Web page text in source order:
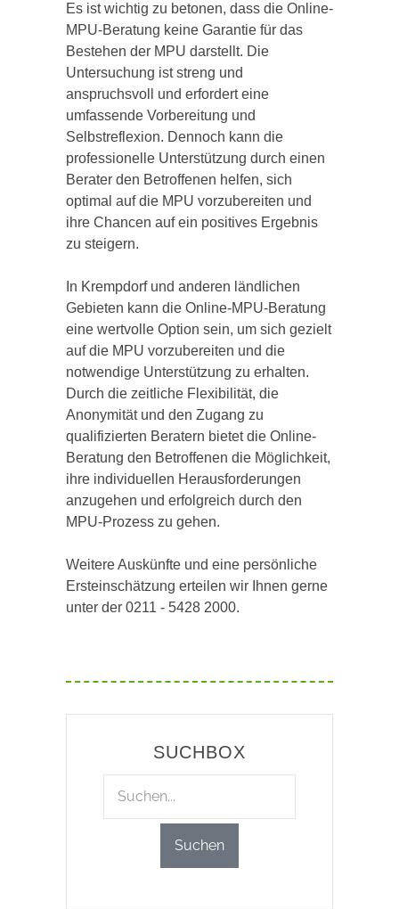
Es ist wichtig zu betonen, dass die Online-
MPU-Beratung keine Garantie für das
Bestehen der MPU darstellt. Die
Untersuchung ist streng und
anspruchsvoll und erfordert eine
umfassende Vorbereitung und
Selbstreflexion. Dennoch kann die
professionelle Unterstützung durch einen
Berater den Betroffenen helfen, sich
optimal auf die MPU vorzubereiten und
ihre Chancen auf ein positives Ergebnis
zu steigern.
In Krempdorf und anderen ländlichen
Gebieten kann die Online-MPU-Beratung
eine wertvolle Option sein, um sich gezielt
auf die MPU vorzubereiten und die
notwendige Unterstützung zu erhalten.
Durch die zeitliche Flexibilität, die
Anonymität und den Zugang zu
qualifizierten Beratern bietet die Online-
Beratung den Betroffenen die Möglichkeit,
ihre individuellen Herausforderungen
anzugehen und erfolgreich durch den
MPU-Prozess zu gehen.
Weitere Auskünfte und eine persönliche
Ersteinschätzung erteilen wir Ihnen gerne
unter der 0211 - 5428 2000.
SUCHBOX